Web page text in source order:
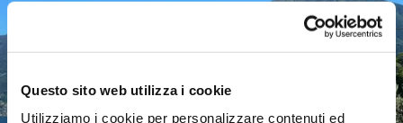
Questo sito web utilizza i cookie
Utilizziamo i cookie per personalizzare contenuti ed